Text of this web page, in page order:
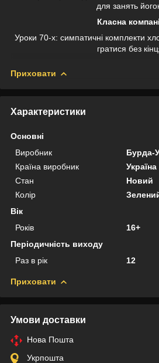
для занять
Класна
Уроки 70-х: симпатичні комплекти
гратися без
Приховати
Характеристики
Основні
Виробник
Бурда-
Країна виробник
Україна
Стан
Новий
Колір
Вік
Років
16+
Періодичність виходу
Раз в рік
12
Приховати
Умови доставки
Нова Пошта
Укрпошта